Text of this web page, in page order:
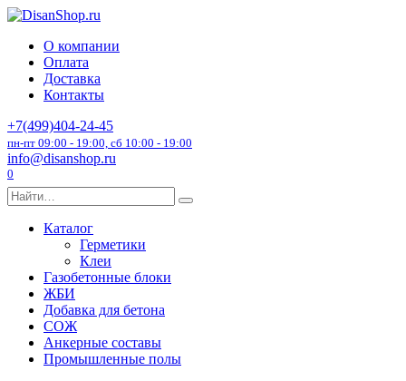
Перейти
содержанию
О компании
Оплата
Доставка
Контакты
+7(499)404-24-45
пн-пт 09:00 - 19:00, сб 10:00 - 19:00
info@disanshop.ru
0
Search
for:
Каталог
Герметики
Клеи
Газобетонные блоки
ЖБИ
Добавка для бетона
СОЖ
Анкерные составы
Промышленные полы